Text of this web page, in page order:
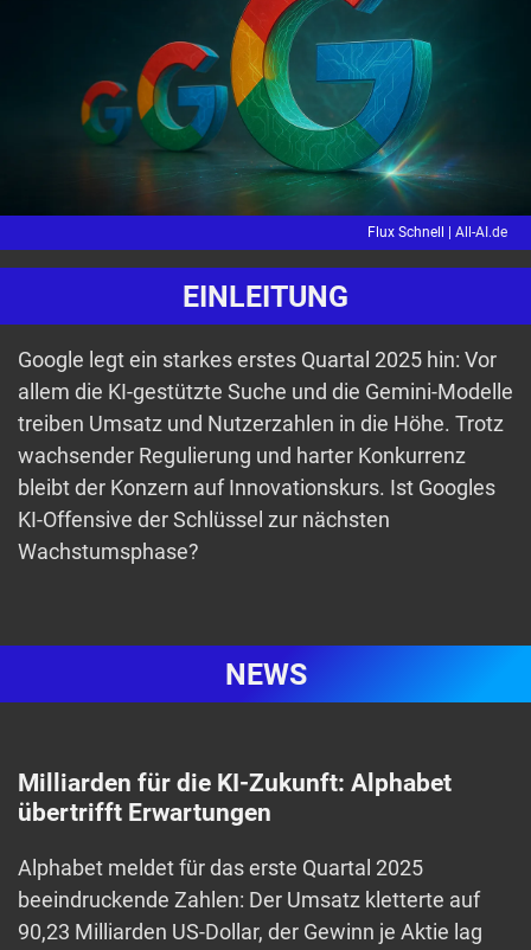
Flux Schnell | All-AI.de
EINLEITUNG
Google legt ein starkes erstes Quartal 2025 hin: Vor
allem die KI-gestützte Suche und die Gemini-Modelle
treiben Umsatz und Nutzerzahlen in die Höhe. Trotz
wachsender Regulierung und harter Konkurrenz
bleibt der Konzern auf Innovationskurs. Ist Googles
KI-Offensive der Schlüssel zur nächsten
Wachstumsphase?
NEWS
Milliarden für die KI-Zukunft: Alphabet
übertrifft Erwartungen
Alphabet meldet für das erste Quartal 2025
beeindruckende Zahlen: Der Umsatz kletterte auf
90,23 Milliarden US-Dollar, der Gewinn je Aktie lag